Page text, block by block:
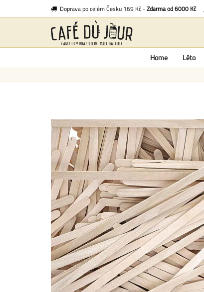
Doprava po celém Česku 169 Kč -Zdarma od 6000 Kč
Home Léto